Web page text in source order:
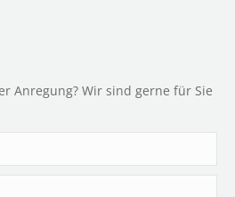
Anregung? Wir sind gerne für Sie